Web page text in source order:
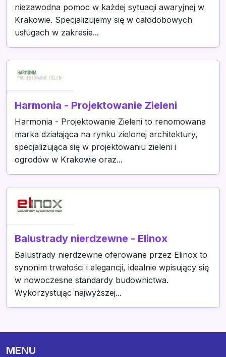
niezawodna pomoc w każdej sytuacji awaryjnej w
Krakowie. Specjalizujemy się w całodobowych
usługach w zakresie...
Harmonia - Projektowanie Zieleni
Harmonia - Projektowanie Zieleni to renomowana
marka działająca na rynku zielonej architektury,
specjalizująca się w projektowaniu zieleni i
ogrodów w Krakowie oraz...
Balustrady nierdzewne - Elinox
Balustrady nierdzewne oferowane przez Elinox to
synonim trwałości i elegancji, idealnie wpisujący się
w nowoczesne standardy budownictwa.
Wykorzystując najwyższej...
MENU